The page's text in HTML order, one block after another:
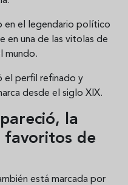
en el legendario político
en una de las vitolas de
mundo.
el perfil refinado y
desde el siglo XIX.
la
favoritos de
está marcada por